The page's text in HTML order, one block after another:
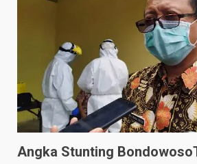
Angka Stunting